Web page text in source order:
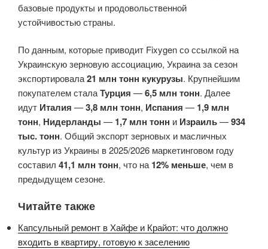
базовые продукты и продовольственной
устойчивостью страны.
По данным, которые приводит Fixygen со ссылкой на
Украинскую зерновую ассоциацию, Украина за сезон
экспортировала21 млн тонн кукурузы. Крупнейшим
покупателем сталаТурция —6,5 млн тонн. Далее
идут Италия —3,8 млн тонн, Испания — 1,9 млн
тонн, Нидерланды — 1,7 млн тонн и Израиль—934
тыс. тонн. Общий экспорт зерновых и масличных
культур из Украины в 2025/2026 маркетинговом году
составил 41,1 млн тонн, что на12% меньше, чем в
предыдущем сезоне.
Читайте также
Капсульный ремонт в Хайфе и Крайот: что должно
входить в квартиру, готовую к заселению